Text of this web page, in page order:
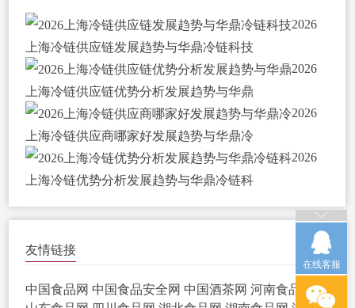
2026
上海冷链供应链发展趋势与华鼎冷链科技
2026
上海冷链供应链优势分析发展趋势与华鼎
2026
上海冷链供应商哪家好发展趋势与华鼎冷
2026
上海冷链优势分析发展趋势与华鼎冷链科
友情链接
中国食品网 中国食品安全网 中国酒茶网 河南食品网
在线客服